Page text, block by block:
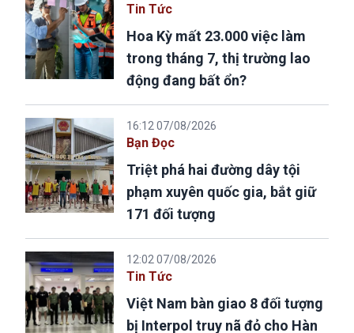
Tin Tức
Hoa Kỳ mất 23.000 việc làm
trong tháng 7, thị trường lao
động đang bất ổn?
16:12 07/08/2026
Bạn Đọc
Triệt phá hai đường dây tội
phạm xuyên quốc gia, bắt giữ
171 đối tượng
12:02 07/08/2026
Tin Tức
Việt Nam bàn giao 8 đối tượng
bị Interpol truy nã đỏ cho Hàn